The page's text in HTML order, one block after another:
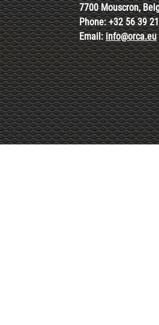
7700 Mouscron,
Phone: +32 56 39
Email:info@orca.eu